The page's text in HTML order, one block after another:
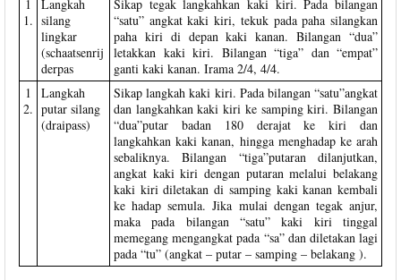
1
1.
Langkah
silang
lingkar
(schaatsenrij
derpas
Sikap tegak langkahkan kaki kiri. Pada bilangan
“satu” angkat kaki kiri, tekuk pada paha silangkan
paha kiri di depan kaki kanan. Bilangan “dua”
letakkan kaki kiri. Bilangan “tiga” dan “empat”
ganti kaki kanan. Irama 2/4, 4/4.
1
2.
Langkah
putar silang
(draipass)
Sikap langkah kaki kiri. Pada bilangan “satu”angkat
dan langkahkan kaki kiri ke samping kiri. Bilangan
“dua”putar badan 180 derajat ke kiri dan
langkahkan kaki kanan, hingga menghadap ke arah
sebaliknya. Bilangan “tiga”putaran dilanjutkan,
angkat kaki kiri dengan putaran melalui belakang
kaki kiri diletakan di samping kaki kanan kembali
ke hadap semula. Jika mulai dengan tegak anjur,
maka pada bilangan “satu” kaki kiri tinggal
memegang mengangkat pada “sa” dan diletakan lagi
pada “tu” (angkat – putar – samping – belakang ).